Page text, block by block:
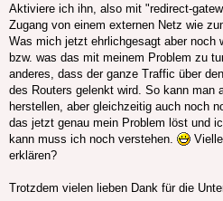
Aktiviere ich ihn, also mit "redirect-
Zugang von einem externen Netz wie
Was mich jetzt ehrlichgesagt aber noch
bzw. was das mit meinem Problem zu
anderes, dass der ganze Traffic über
des Routers gelenkt wird. So kann man
herstellen, aber gleichzeitig auch noch
das jetzt genau mein Problem löst und
kann muss ich noch verstehen.
erklären?
Trotzdem vielen lieben Dank für die